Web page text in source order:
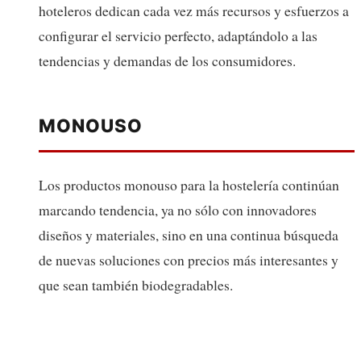
hoteleros dedican cada vez más recursos y esfuerzos a
configurar el servicio perfecto, adaptándolo a las
tendencias y demandas de los consumidores.
MONOUSO
Los productos monouso para la hostelería continúan
marcando tendencia, ya no sólo con innovadores
diseños y materiales, sino en una continua búsqueda
de nuevas soluciones con precios más interesantes y
que sean también biodegradables.